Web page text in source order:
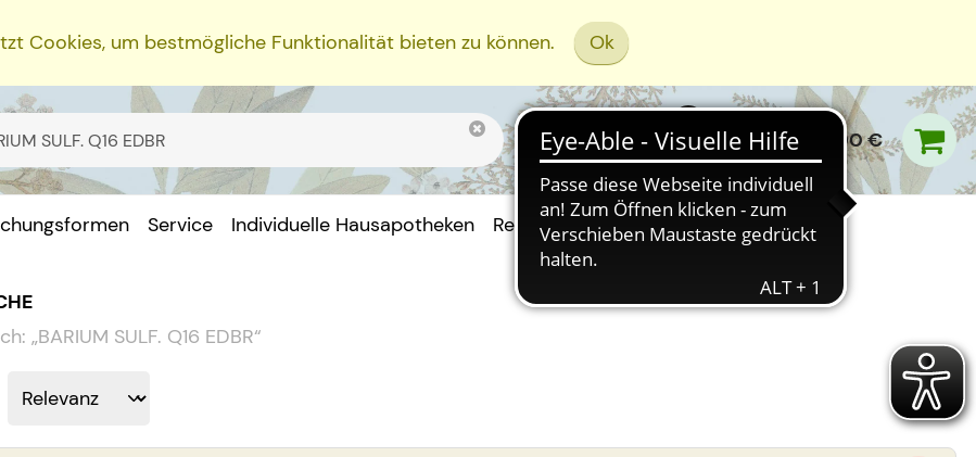
Cookies, um bestmögliche Funktionalität bieten zu können. Ok
0,00 €
Service Individuelle Hausapotheken Rezept Einreichen
„BARIUM SULF. Q16 EDBR“